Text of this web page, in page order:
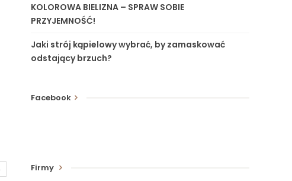
KOLOROWA BIELIZNA – SPRAW SOBIE
PRZYJEMNOŚĆ!
Jaki strój kąpielowy wybrać, by zamaskować
odstający brzuch?
Facebook
Firmy